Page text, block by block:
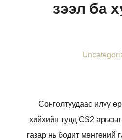
зээл ба
Сонголтуудаас илүү
хийхийн тулд CS2
газар нь бодит мөнгөний